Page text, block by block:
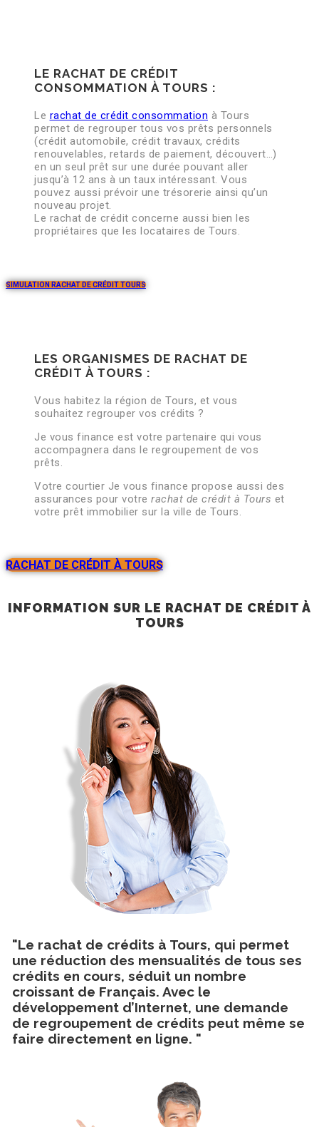
LE RACHAT DE CRÉDIT
CONSOMMATION À TOURS :
Le rachat de crédit consommation à Tours
permet de regrouper tous vos prêts personnels
(crédit automobile, crédit travaux, crédits
renouvelables, retards de paiement, découvert…)
en un seul prêt sur une durée pouvant aller
jusqu’à 12 ans à un taux intéressant. Vous
pouvez aussi prévoir une trésorerie ainsi qu’un
nouveau projet.
Le rachat de crédit concerne aussi bien les
propriétaires que les locataires de Tours.
SIMULATION RACHAT DE CRÉDIT TOURS
LES ORGANISMES DE RACHAT DE
CRÉDIT À TOURS :
Vous habitez la région de Tours, et vous
souhaitez regrouper vos crédits ?
Je vous finance est votre partenaire qui vous
accompagnera dans le regroupement de vos
prêts.
Votre courtier Je vous finance propose aussi des
assurances pour votre rachat de crédit à Tours et
votre prêt immobilier sur la ville de Tours.
RACHAT DE CRÉDIT À TOURS
INFORMATION SUR LE RACHAT DE CRÉDIT À
TOURS
"Le rachat de crédits à Tours, qui permet
une réduction des mensualités de tous ses
crédits en cours, séduit un nombre
croissant de Français. Avec le
développement d’Internet, une demande
de regroupement de crédits peut même se
faire directement en ligne. "